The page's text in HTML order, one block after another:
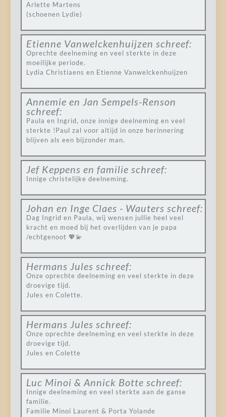
Arlette Martens
(schoenen Lydie)
Etienne Vanwelckenhuijzen schreef:
Oprechte deelneming en veel sterkte in deze
moeilijke periode.
Lydia Christiaens en Etienne Vanwelckenhuijzen
Annemie en Jan Sempels-Renson
schreef:
Paula en Ingrid, onze innige deelneming en veel
sterkte !Paul zal voor altijd in onze herinnering
blijven als een bijzonder man.
Jef Keppens en familie schreef:
Innige christelijke deelneming.
Johan en Inge Claes - Wauters schreef:
Dag Ingrid en Paula, wij wensen jullie heel veel
kracht en moed bij het overlijden van je papa
/echtgenoot 💖💫
Hermans Jules schreef:
Onze oprechte deelneming en veel sterkte in deze
droevige tijd.
Jules en Colette.
Hermans Jules schreef:
Onze oprechte deelneming en veel sterkte in deze
droevige tijd.
Jules en Colette
Luc Minoi & Annick Botte schreef:
Innige deelneming en veel sterkte aan de ganse
familie.
Familie Minoi Laurent & Porta Yolande